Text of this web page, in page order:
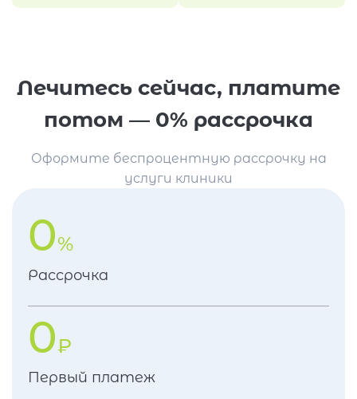
Лечитесь сейчас, платите
потом — 0% рассрочка
Оформите беспроцентную рассрочку на
услуги клиники
0%
Рассрочка
0₽
Первый платеж